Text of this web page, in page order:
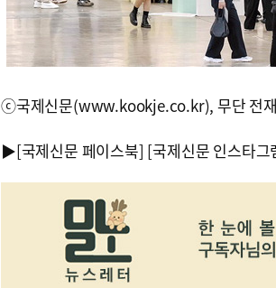
ⓒ국제신문(www.kookje.co.kr), 무단 전재
▶[국제신문 페이스북] [국제신문 인스타그